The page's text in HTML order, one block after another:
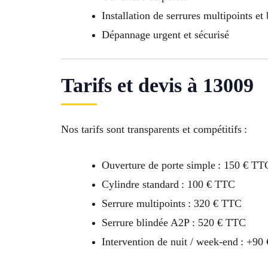
Installation de serrures multipoints et
Dépannage urgent et sécurisé
Tarifs et devis à 13009
Nos tarifs sont transparents et compétitifs :
Ouverture de porte simple : 150 €
Cylindre standard : 100 € TTC
Serrure multipoints : 320 € TTC
Serrure blindée A2P : 520 € TTC
Intervention de nuit / week-end : +90